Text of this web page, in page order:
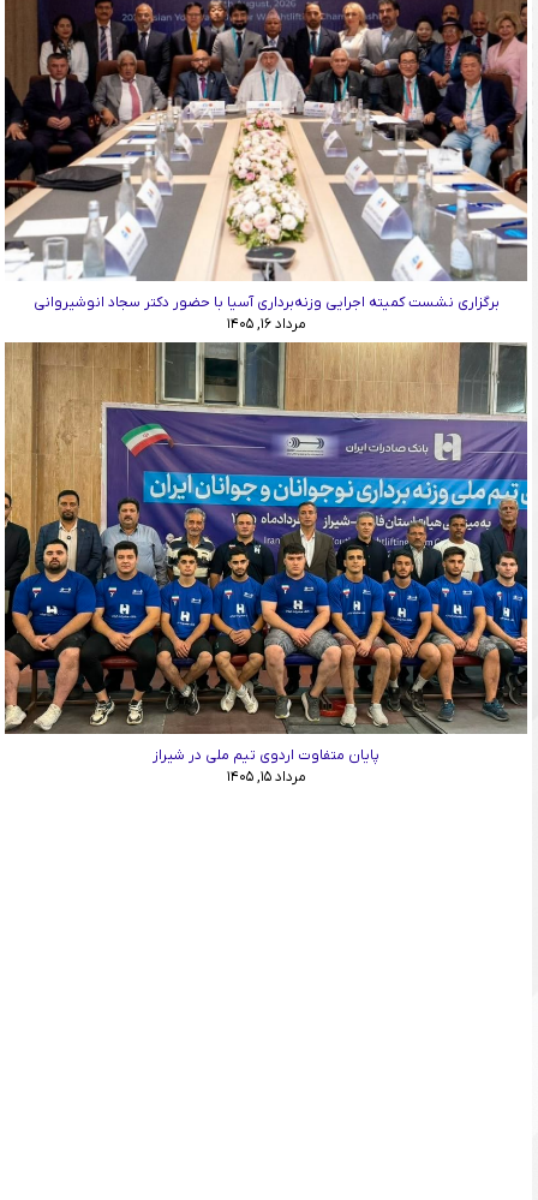
برگزاری نشست کمیته اجرایی وزنه‌برداری آسیا با حضور دکتر سجاد انوشیروانی
مرداد ۱۶, ۱۴۰۵
پایان متفاوت اردوی تیم ملی در شیراز
مرداد ۱۵, ۱۴۰۵